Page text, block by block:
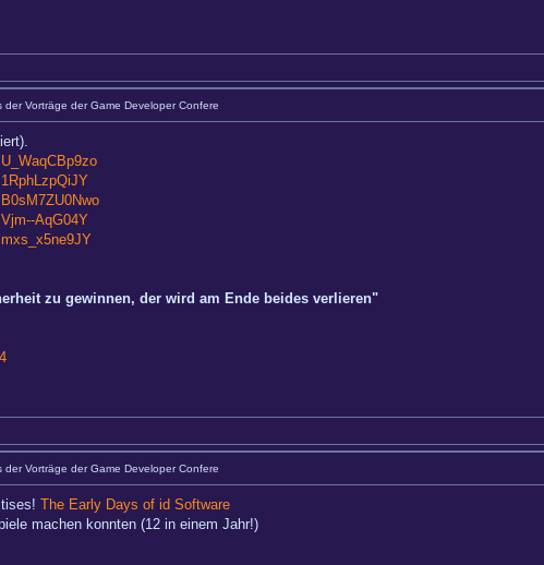
der Vorträge der Game Developer Confere
AqG04Y
zu gewinnen, der wird am Ende beides verlieren"
der Vorträge der Game Developer Confere
The Early Days of id Software
machen konnten (12 in einem Jahr!)